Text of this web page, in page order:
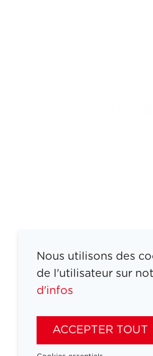
Nous utilisons des
de l'utilisateur sur
d'infos
ACCEPTER TOUT